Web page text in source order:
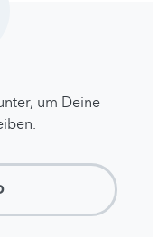
um Deine